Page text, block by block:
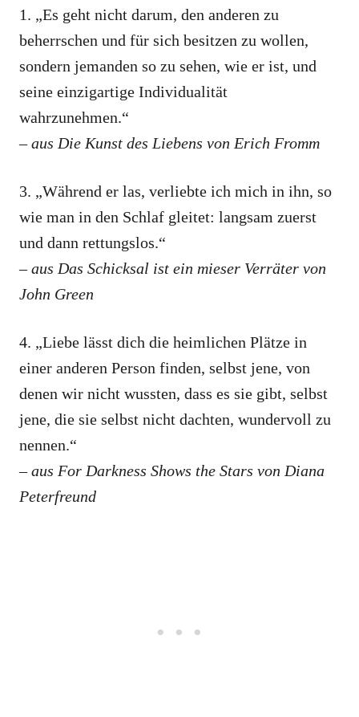
1. „Es geht nicht darum, den anderen zu
beherrschen und für sich besitzen zu wollen,
sondern jemanden so zu sehen, wie er ist, und
seine einzigartige Individualität
wahrzunehmen.“
– aus Die Kunst des Liebens von Erich Fromm
3. „Während er las, verliebte ich mich in ihn, so
wie man in den Schlaf gleitet: langsam zuerst
und dann rettungslos.“
– aus Das Schicksal ist ein mieser Verräter von
John Green
4. „Liebe lässt dich die heimlichen Plätze in
einer anderen Person finden, selbst jene, von
denen wir nicht wussten, dass es sie gibt, selbst
jene, die sie selbst nicht dachten, wundervoll zu
nennen.“
– aus For Darkness Shows the Stars von Diana
Peterfreund